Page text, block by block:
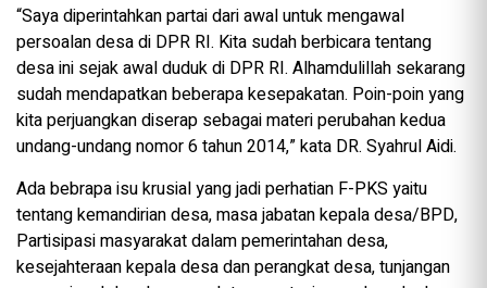
“Saya diperintahkan partai dari awal untuk mengawal
persoalan desa di DPR RI. Kita sudah berbicara tentang
desa ini sejak awal duduk di DPR RI. Alhamdulillah sekarang
sudah mendapatkan beberapa kesepakatan. Poin-poin yang
kita perjuangkan diserap sebagai materi perubahan kedua
undang-undang nomor 6 tahun 2014,” kata DR. Syahrul Aidi.
Ada bebrapa isu krusial yang jadi perhatian F-PKS yaitu
tentang kemandirian desa, masa jabatan kepala desa/BPD,
Partisipasi masyarakat dalam pemerintahan desa,
kesejahteraan kepala desa dan perangkat desa, tunjangan